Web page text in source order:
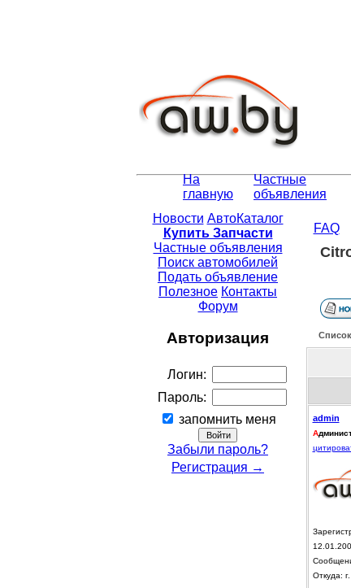
На
главную
Частные
объявления
Новости АвтоКаталог
Купить Запчасти
Частные объявления
Поиск автомобилей
Подать объявление
Полезное Контакты
Форум
Авторизация
Логин:
Пароль:
запомнить меня
Забыли пароль?
Регистрация →
FAQ
admin
А
Откуда: